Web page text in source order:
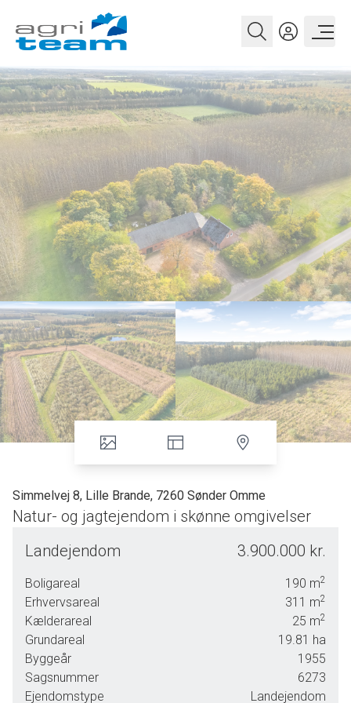
Simmelvej 8, Lille Brande, 7260 Sønder Omme
Natur- og jagtejendom i skønne omgivelser
naturskønne omgivelser, hvor jagt- og natur­oplevelser
Ejendommen omfatter ca. 19,8 ha fordelt på skov,
juletræer og græsarealer. Herudover er ca. 5,58 ha tilplantet
med hugstmoden poppel med et solidt indtægtsmæssigt
potentiale.
For jægeren eller naturelskeren er rammerne ideelle:
Landejendom 3.900.000 kr.
Boligareal 190 m2
Erhvervsareal 311 m2
Kælderareal 25 m2
Grundareal 19.81 ha
Byggeår
1955
Sagsnummer
6273
Ejendomstype
Landejendom